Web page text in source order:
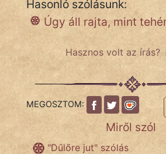
IRODALOM
KÖZMONDÁS
Hasonló szólásunk:
Úgy áll rajta, mint
Hasznos volt az írás?
MEGOSZTOM:
Miről szól
"Dűlőre jut" szólás